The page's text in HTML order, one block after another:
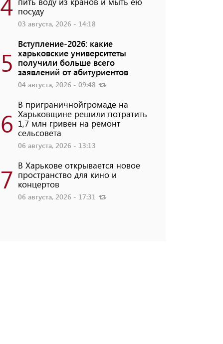
посуду
03 августа, 2026 - 14:18
5
Вступление-2026: какие
харьковские университеты
получили больше всего
заявлений от абитуриентов
04 августа, 2026 - 09:48
6
В приграничнойгромаде на
Харьковщине решили потратить
1,7 млн ​​гривен на ремонт
сельсовета
06 августа, 2026 - 13:13
7 В Харькове открывается новое
пространство для кино и
концертов
06 августа, 2026 - 17:31